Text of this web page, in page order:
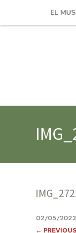
EL
02/05/2023
← PREVIOUS